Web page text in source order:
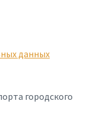
данных
городского